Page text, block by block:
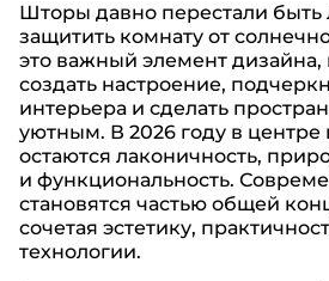
Шторы давно перестали
защитить комнату от
это важный элемент дизайна,
создать настроение,
интерьера и сделать
уютным. В 2026 году в
остаются лаконичность,
и функциональность.
становятся частью общей
сочетая эстетику,
технологии.